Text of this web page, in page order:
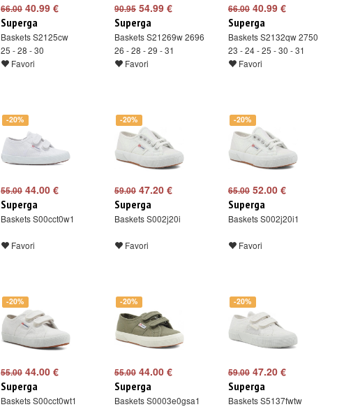
66.00 40.99 €
Superga
Baskets S2125cw
25 - 28 - 30
Favori
90.95 54.99 €
Superga
Baskets S21269w 2696
26 - 28 - 29 - 31
Favori
66.00 40.99 €
Superga
Baskets S2132qw 2750
23 - 24 - 25 - 30 - 31
Favori
-20%
55.00 44.00 €
Superga
Baskets S00cct0w1
Favori
-20%
59.00 47.20 €
Superga
Baskets S002j20i
Favori
-20%
65.00 52.00 €
Superga
Baskets S002j20i1
Favori
-20%
55.00 44.00 €
Superga
Baskets S00cct0wt1
-20%
55.00 44.00 €
Superga
Baskets S0003e0gsa1
-20%
59.00 47.20 €
Superga
Baskets S5137fwtw